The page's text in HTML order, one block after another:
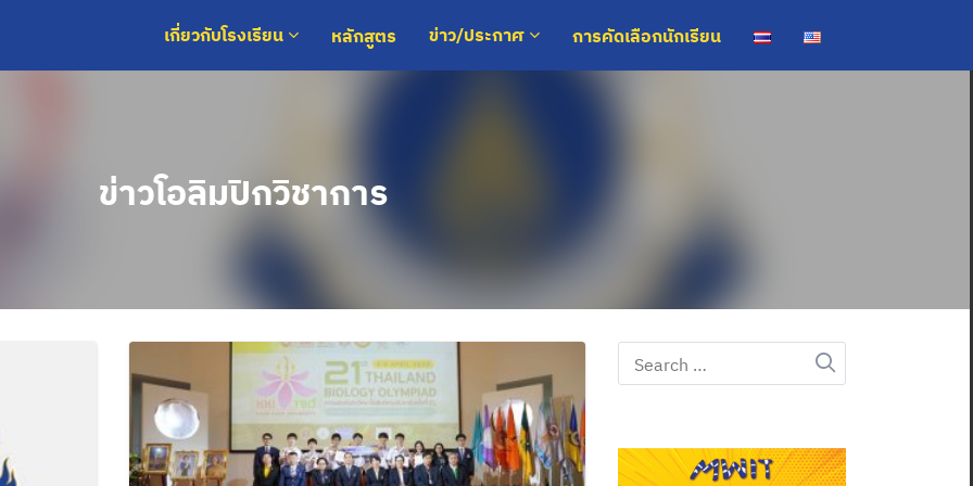
เกี่ยวกับโรงเรียน หลักสูตร ข่าว/ประกาศ การคัดเลือกนักเรียน
ข่าวโอลิมปิกวิชาการ
Search
for: